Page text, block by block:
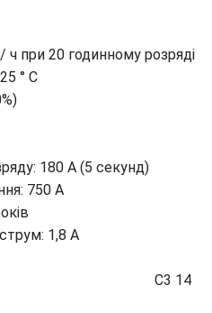
ч при 20 годинному розряді
° C
180 А (5 секунд)
750 A
1,8 A
14